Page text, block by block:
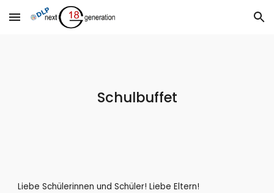
Skip to main content Skip to navigation
Schulbuffet
Liebe Schülerinnen und Schüler! Liebe Eltern!